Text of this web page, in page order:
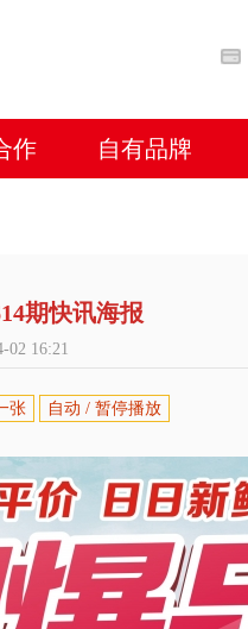
作 自有品牌
期快讯海报
02 16:21
张 自动 / 暂停播放